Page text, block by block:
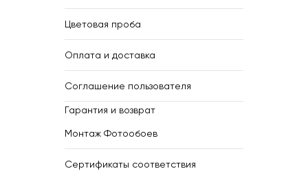
Цветовая проба
Оплата и доставка
Соглашение пользователя
Гарантия и возврат
Монтаж Фотообоев
Сертификаты соответствия